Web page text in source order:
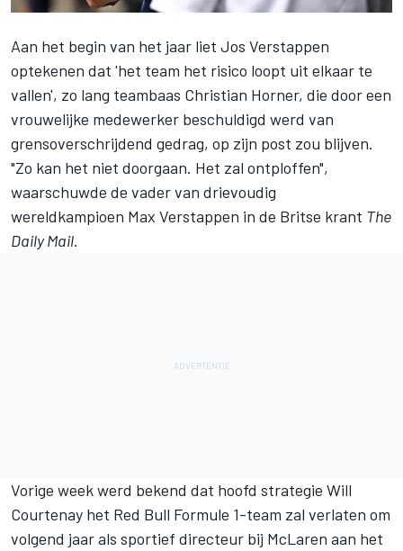
Aan het begin van het jaar liet Jos Verstappen
optekenen dat 'het team het risico loopt uit elkaar te
vallen', zo lang teambaas Christian Horner, die door een
vrouwelijke medewerker beschuldigd werd van
grensoverschrijdend gedrag, op zijn post zou blijven.
"Zo kan het niet doorgaan. Het zal ontploffen",
waarschuwde de vader van drievoudig
wereldkampioen Max Verstappen in de Britse krant The
Daily Mail.
Vorige week werd bekend dat hoofd strategie Will
Courtenay het Red Bull Formule 1-team zal verlaten om
volgend jaar als sportief directeur bij McLaren aan het